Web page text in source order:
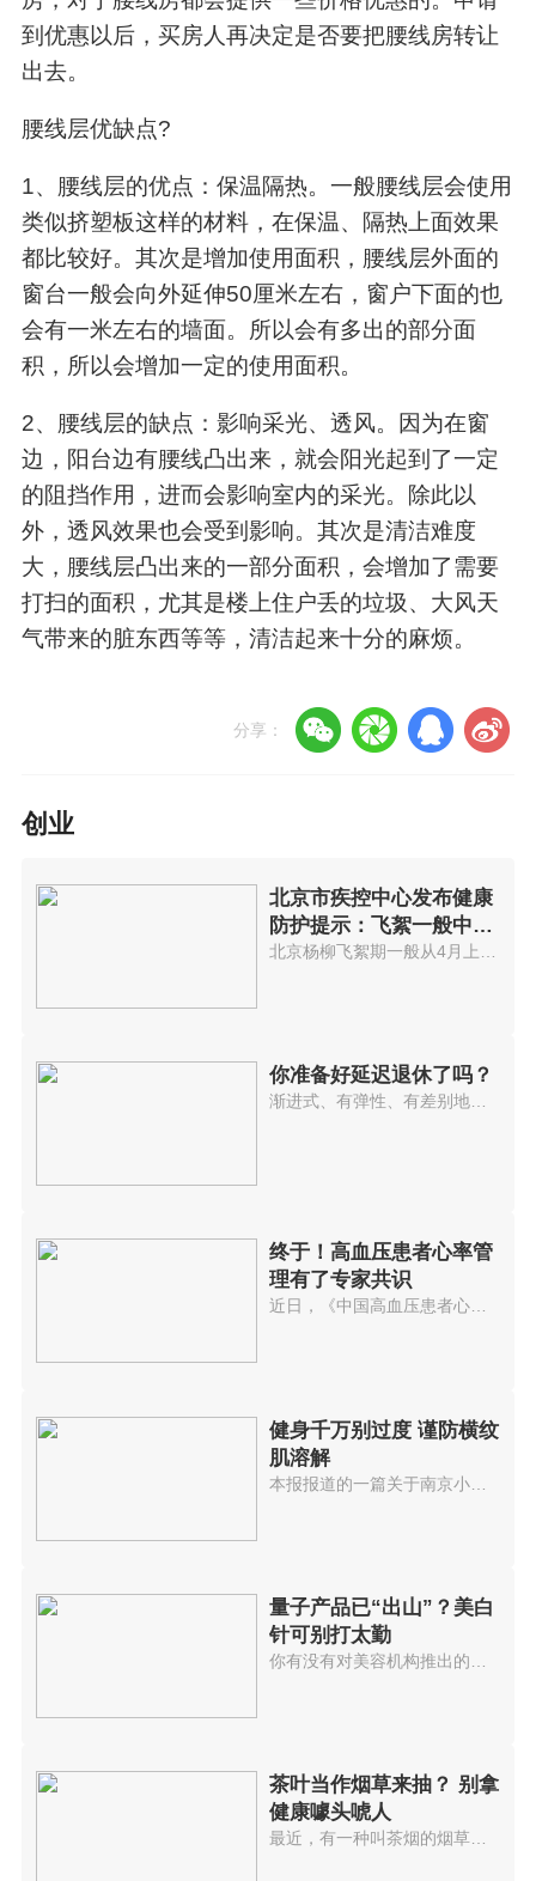
到优惠以后，买房人再决定是否要把腰线房转让
出去。
腰线层优缺点?
1、腰线层的优点：保温隔热。一般腰线层会使用
类似挤塑板这样的材料，在保温、隔热上面效果
都比较好。其次是增加使用面积，腰线层外面的
窗台一般会向外延伸50厘米左右，窗户下面的也
会有一米左右的墙面。所以会有多出的部分面
积，所以会增加一定的使用面积。
2、腰线层的缺点：影响采光、透风。因为在窗
边，阳台边有腰线凸出来，就会阳光起到了一定
的阻挡作用，进而会影响室内的采光。除此以
外，透风效果也会受到影响。其次是清洁难度
大，腰线层凸出来的一部分面积，会增加了需要
打扫的面积，尤其是楼上住户丢的垃圾、大风天
气带来的脏东西等等，清洁起来十分的麻烦。
分享：
创业
北京市疾控中心发布健康
防护提示：飞絮一般中午
最多
你准备好延迟退休了吗？
渐进式、有弹性、有差别地实施(...
终于！高血压患者心率管
理有了专家共识
近日，《中国高血压患者心率管理...
健身千万别过度 谨防横纹
肌溶解
本报报道的一篇关于南京小仇先生...
量子产品已“出山”？美白
针可别打太勤
茶叶当作烟草来抽？ 别拿
健康噱头唬人
最近，有一种叫茶烟的烟草很火爆...